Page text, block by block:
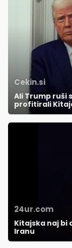
Cekin.si
Ali Trump ruši
profitirali
24ur.com
Kitajska naj bi
Iranu